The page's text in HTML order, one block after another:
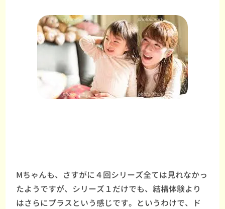
Mちゃんも、さすがに４回シリーズ全ては見れなかっ
たようですが、シリーズ１だけでも、結構体験より
はさらにプラスという感じです。というわけで、ド